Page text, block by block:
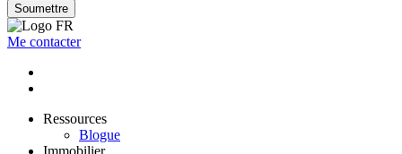
Soumettre
Me contacter
Ressources
Blogue